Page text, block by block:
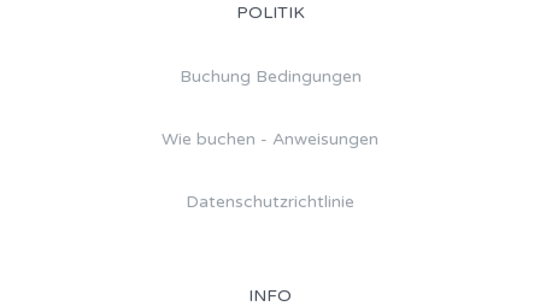
POLITIK
Buchung Bedingungen
Wie buchen - Anweisungen
Datenschutzrichtlinie
INFO